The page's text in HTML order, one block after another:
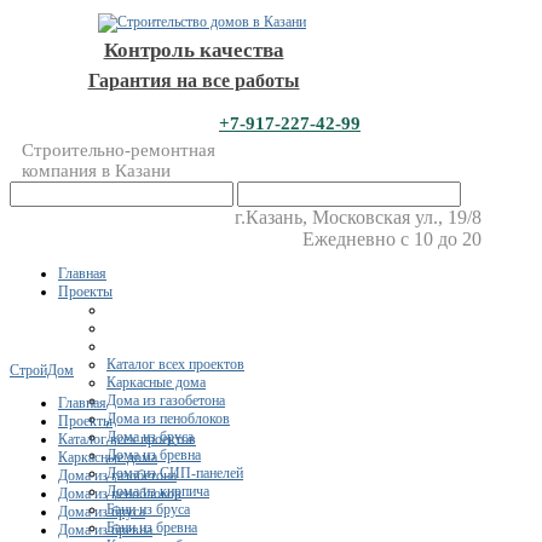
Контроль качества
Гарантия на все работы
+7-917-227-42-99
Строительно-ремонтная
компания в Казани
г.Казань, Московская ул., 19/8
Ежедневно с 10 до 20
Главная
Проекты
Каталог всех проектов
Каркасные дома
Дома из газобетона
Дома из пеноблоков
Дома из бруса
Дома из бревна
Дома из СИП-панелей
Дома из кирпича
Бани из бруса
Бани из бревна
СтройДом
Главная
Проекты
Каталог всех проектов
Каркасные дома
Дома из газобетона
Дома из пеноблоков
Дома из бруса
Дома из бревна